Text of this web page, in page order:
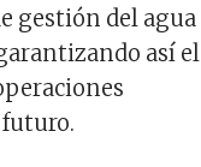
gestión del agua
así el